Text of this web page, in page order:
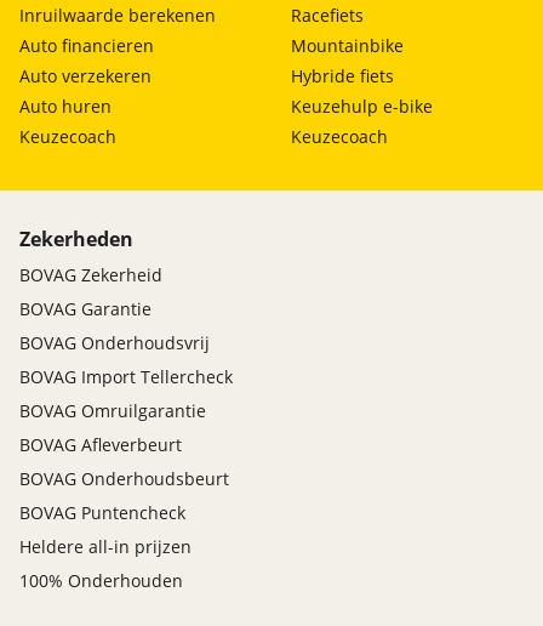
Inruilwaarde berekenen
Auto financieren
Auto verzekeren
Auto huren
Keuzecoach
Racefiets
Mountainbike
Hybride fiets
Keuzehulp e-bike
Keuzecoach
Zekerheden
BOVAG Zekerheid
BOVAG Garantie
BOVAG Onderhoudsvrij
BOVAG Import Tellercheck
BOVAG Omruilgarantie
BOVAG Afleverbeurt
BOVAG Onderhoudsbeurt
BOVAG Puntencheck
Heldere all-in prijzen
100% Onderhouden